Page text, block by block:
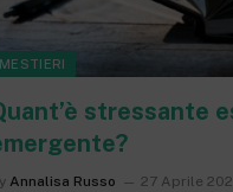
MESTIERI
stressante
Annalisa Russo 27 Aprile